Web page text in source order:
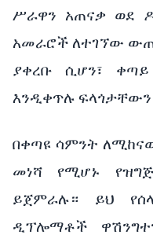
ሥራዋን አጠናቃ ወደ
አመራሮች ለተገኘው
ያቀረቡ ሲሆን፣
እንዲቀጥሉ ፍላጎታቸውን
በቀጣዩ ሳምንት
መነሻ የሚሆኑ
ይጀምራሉ። ይህ
ዲፕሎማቶች